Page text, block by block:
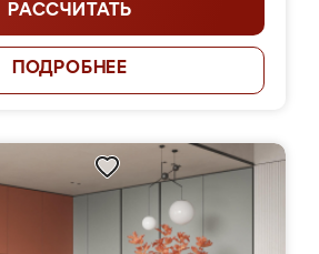
РАССЧИТАТЬ
ПОДРОБНЕЕ